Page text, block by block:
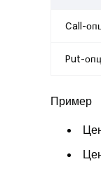
Call-
Put-
Пример